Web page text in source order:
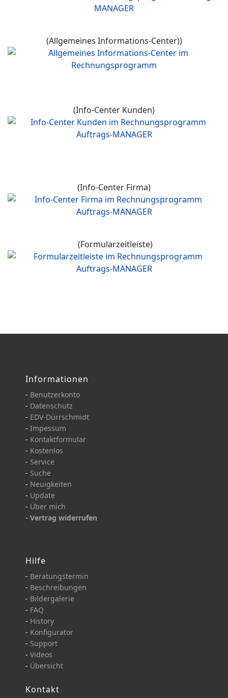
(Allgemeines Informations-Center))
(Info-Center Kunden)
(Info-Center Firma)
(Formularzeitleiste)
Informationen
- Benutzerkonto
- Datenschutz
- EDV-Dürrschmidt
- Impessum
- Kontaktformular
- Kostenlos
- Service
- Suche
- Neuigkeiten
- Update
- Über mich
- Vertrag widerrufen
Hilfe
- Beratungstermin
- Beschreibungen
- Bildergalerie
- FAQ
- History
- Konfigurator
- Support
- Videos
- Übersicht
Kontakt